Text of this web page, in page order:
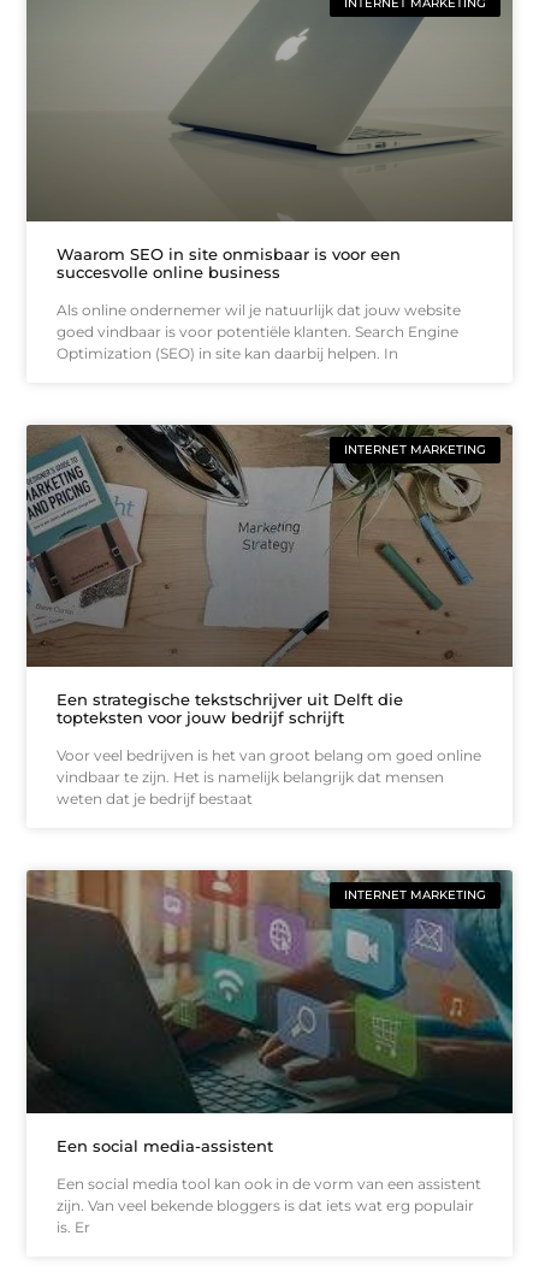
Waarom SEO in site onmisbaar is voor een
succesvolle online business
Als online ondernemer wil je natuurlijk dat jouw website
goed vindbaar is voor potentiële klanten. Search Engine
Optimization (SEO) in site kan daarbij helpen. In
INTERNET MARKETING
Een strategische tekstschrijver uit Delft die
topteksten voor jouw bedrijf schrijft
Voor veel bedrijven is het van groot belang om goed online
vindbaar te zijn. Het is namelijk belangrijk dat mensen
weten dat je bedrijf bestaat
INTERNET MARKETING
Een social media-assistent
Een social media tool kan ook in de vorm van een assistent
zijn. Van veel bekende bloggers is dat iets wat erg populair
is. Er